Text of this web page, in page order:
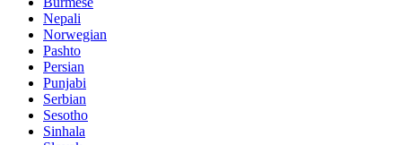
Nepali
Norwegian
Pashto
Persian
Punjabi
Serbian
Sesotho
Sinhala